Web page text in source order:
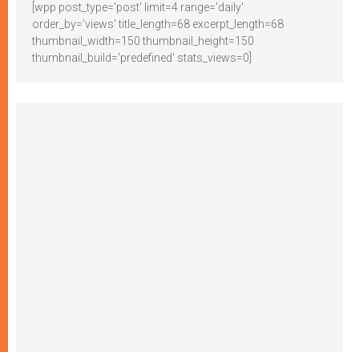
[wpp post_type='post' limit=4 range='daily'
order_by='views' title_length=68 excerpt_length=68
thumbnail_width=150 thumbnail_height=150
thumbnail_build='predefined' stats_views=0]